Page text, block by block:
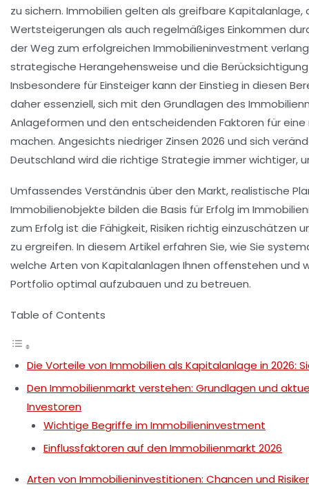
zu sichern. Immobilien gelten als greifbare Kapitalanlage,
Wertsteigerungen als auch regelmäßiges Einkommen
der Weg zum erfolgreichen Immobilieninvestment
strategische Herangehensweise und die
Insbesondere für Einsteiger kann der Einstieg in diesen
daher essenziell, sich mit den Grundlagen des
Anlageformen und den entscheidenden Faktoren für
machen. Angesichts niedriger Zinsen 2026 und sich
Deutschland wird die richtige Strategie immer wichtiger,
Umfassendes Verständnis über den Markt, realistische
Immobilienobjekte bilden die Basis für Erfolg im
zum Erfolg ist die Fähigkeit, Risiken richtig
zu ergreifen. In diesem Artikel erfahren Sie, wie Sie
welche Arten von Kapitalanlagen Ihnen offenstehen und
Portfolio optimal aufzubauen und zu betreuen.
Table of Contents
Die Vorteile von Immobilien als Kapitalanlage in 2026:
Den Immobilienmarkt verstehen: Grundlagen und
Investoren
Wichtige Begriffe im Immobilieninvestment
Einflussfaktoren auf den Immobilienmarkt 2026
Arten von Immobilieninvestitionen: Chancen und